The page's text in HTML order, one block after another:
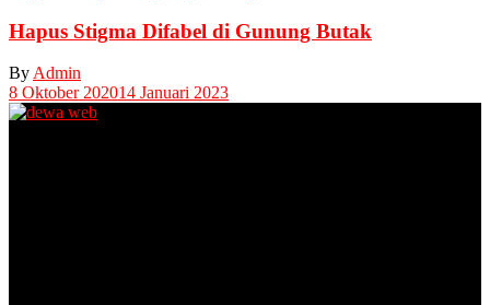
Hapus Stigma Difabel di Gunung Butak
ByAdmin
8 Oktober 202014 Januari 2023